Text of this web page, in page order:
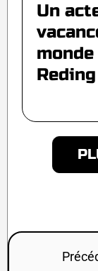
Un
Reding